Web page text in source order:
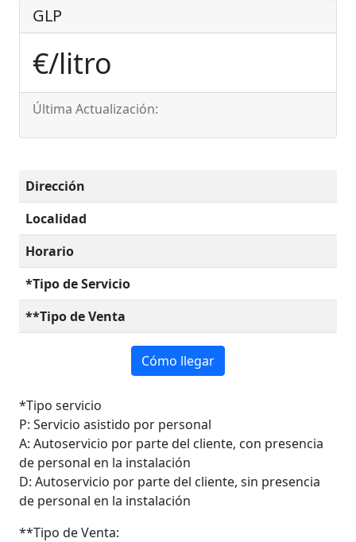
GLP
€/litro
Última Actualización:
Dirección
Localidad
Horario
*Tipo de Servicio
**Tipo de Venta
Cómo llegar
*Tipo servicio
P: Servicio asistido por personal
A: Autoservicio por parte del cliente, con presencia
de personal en la instalación
D: Autoservicio por parte del cliente, sin presencia
de personal en la instalación
**Tipo de Venta: